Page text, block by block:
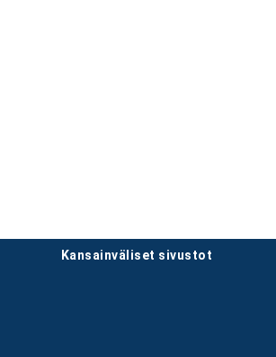
kansainväliset sivustot